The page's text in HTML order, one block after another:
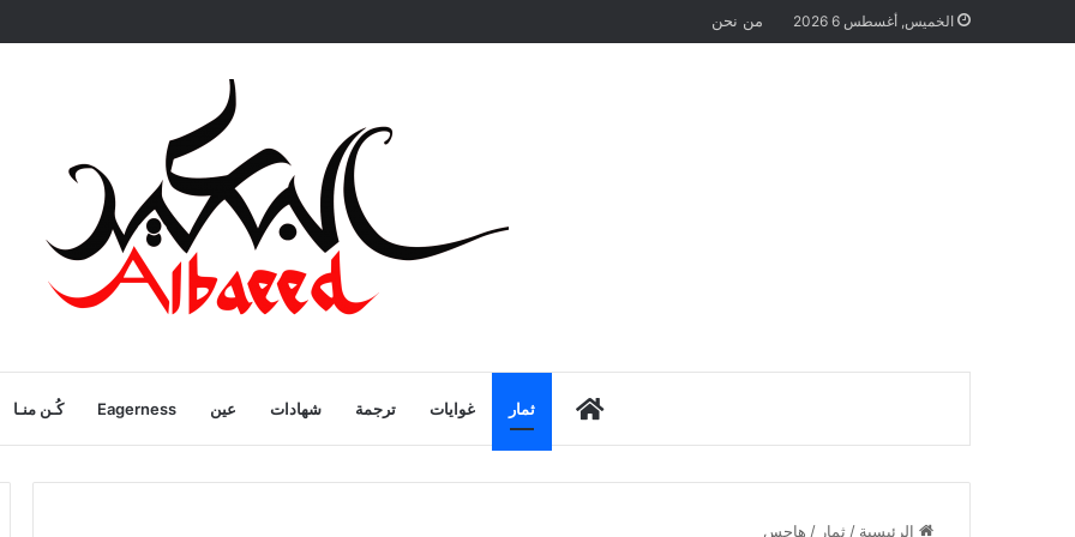
الخميس, أغسطس 6 2026 من نحن
الرئيسية
ثمار غوايات ترجمة شهادات عين Eagerness كُـن منـا
الرئيسية / ثمار / هاجس